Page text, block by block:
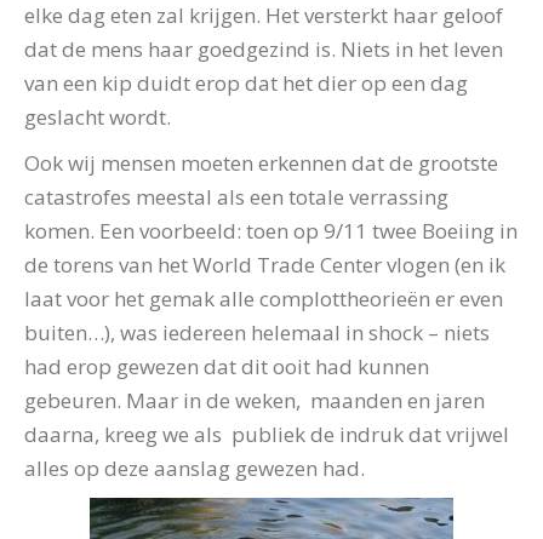
elke dag eten zal krijgen. Het versterkt haar geloof
dat de mens haar goedgezind is. Niets in het leven
van een kip duidt erop dat het dier op een dag
geslacht wordt.
Ook wij mensen moeten erkennen dat de grootste
catastrofes meestal als een totale verrassing
komen. Een voorbeeld: toen op 9/11 twee Boeiing in
de torens van het World Trade Center vlogen (en ik
laat voor het gemak alle complottheorieën er even
buiten…), was iedereen helemaal in shock – niets
had erop gewezen dat dit ooit had kunnen
gebeuren. Maar in de weken, maanden en jaren
daarna, kreeg we als publiek de indruk dat vrijwel
alles op deze aanslag gewezen had.